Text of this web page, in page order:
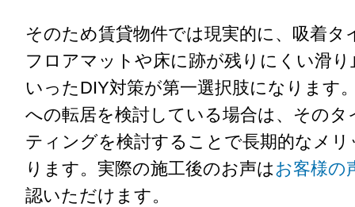
そのため賃貸物件では現実的に、吸着タ
フロアマットや床に跡が残りにくい滑
いったDIY対策が第一選択肢になります
への転居を検討している場合は、その
ティングを検討することで長期的なメ
ります。実際の施工後のお声は お客様の
認いただけます。